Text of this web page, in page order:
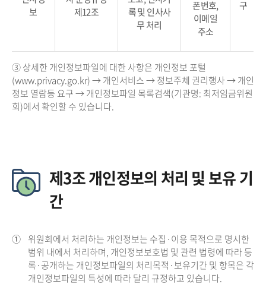
보
제12조
록 및 인사사
무 처리
폰번호,
이메일
주소
구
③ 상세한 개인정보파일에 대한 사항은 개인정보 포털
(www.privacy.go.kr) → 개인서비스 → 정보주체 권리행사 → 개인
정보 열람등 요구 → 개인정보파일 목록검색(기관명: 최저임금위원
회)에서 확인할 수 있습니다.
제3조 개인정보의 처리 및 보유 기
간
① 위원회에서 처리하는 개인정보는 수집·이용 목적으로 명시한
범위 내에서 처리하며, 개인정보보호법 및 관련 법령에 따라 등
록·공개하는 개인정보파일의 처리목적·보유기간 및 항목은 각
개인정보파일의 특성에 따라 달리 규정하고 있습니다.